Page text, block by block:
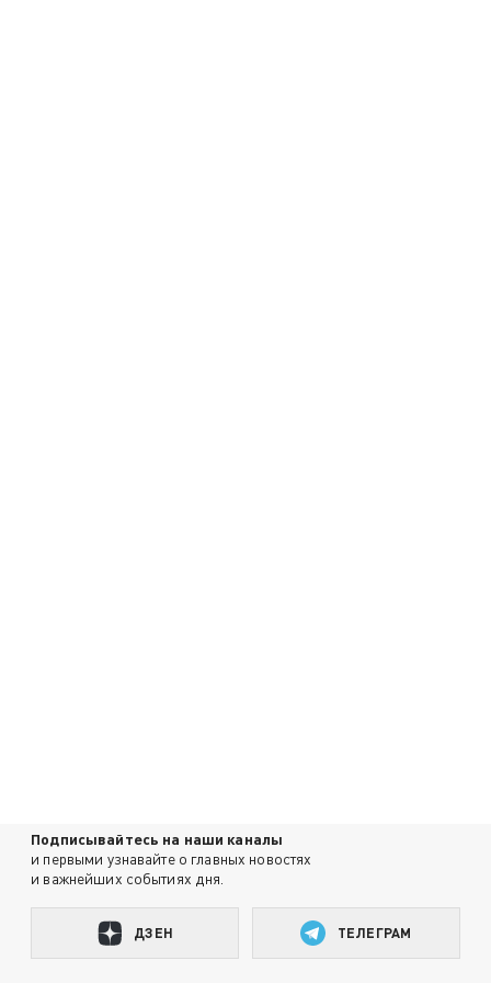
Подписывайтесь на наши каналы
и первыми узнавайте о главных новостях
и важнейших событиях дня.
ДЗЕН ТЕЛЕГРАМ